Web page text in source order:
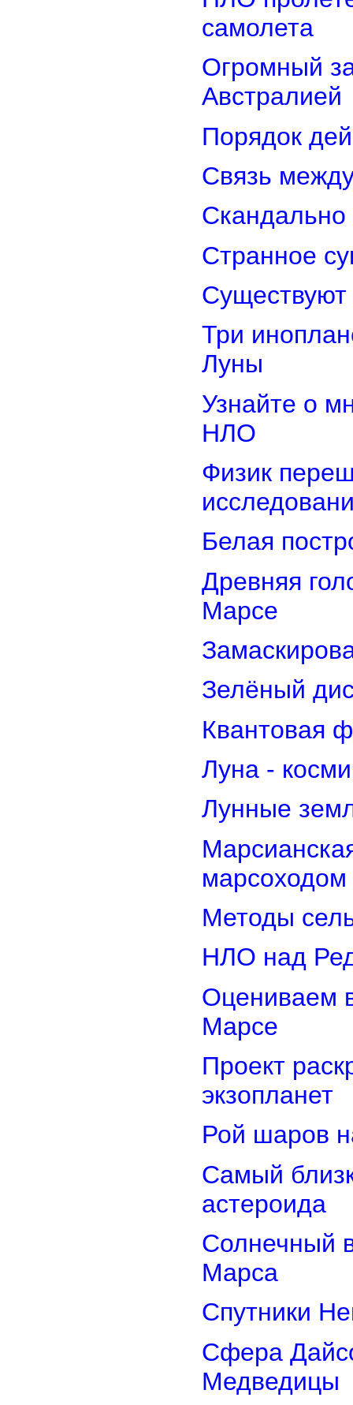
самолета
Огромный
Австралией
Порядок
Связь
Странное
Три
Луны
Узнайте о
НЛО
Физик
Белая
Древняя
Марсе
Зелёный
Квантовая
Луна -
Лунные
марсоходом
Методы
НЛО над
Оцениваем
Марсе
Проект
экзопланет
Рой шаров
Самый
астероида
Солнечный
Марса
Спутники
Сфера
Медведицы